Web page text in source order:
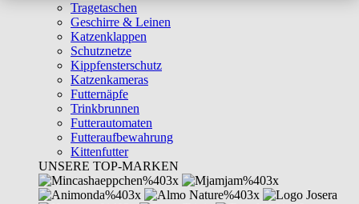
Tragetaschen
Geschirre & Leinen
Katzenklappen
Schutznetze
Kippfensterschutz
Katzenkameras
Futternäpfe
Trinkbrunnen
Futterautomaten
Futteraufbewahrung
Kittenfutter
UNSERE TOP-MARKEN